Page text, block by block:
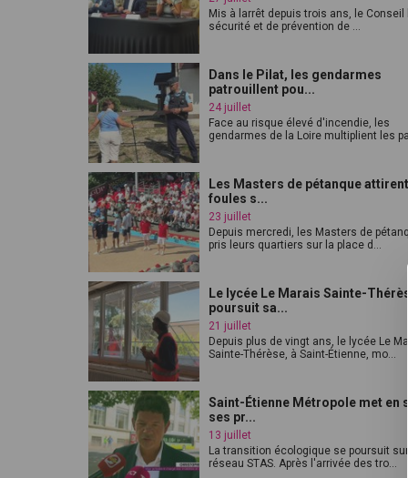
Mis à larrêt depuis trois ans, le Conseil
sécurité et de prévention de ...
Dans le Pilat, les gendarmes
patrouillent pou...
24 juillet
Face au risque élevé d'incendie, les
gendarmes de la Loire multiplient les
Les Masters de pétanque
foules s...
23 juillet
Depuis mercredi, les Masters de
pris leurs quartiers sur la place d...
Le lycée Le Marais Sainte-
poursuit sa...
21 juillet
Depuis plus de vingt ans, le lycée Le
Sainte-Thérèse, à Saint-Étienne, mo...
Saint-Étienne Métropole met en
ses pr...
13 juillet
La transition écologique se poursuit sur
réseau STAS. Après l'arrivée des tro...